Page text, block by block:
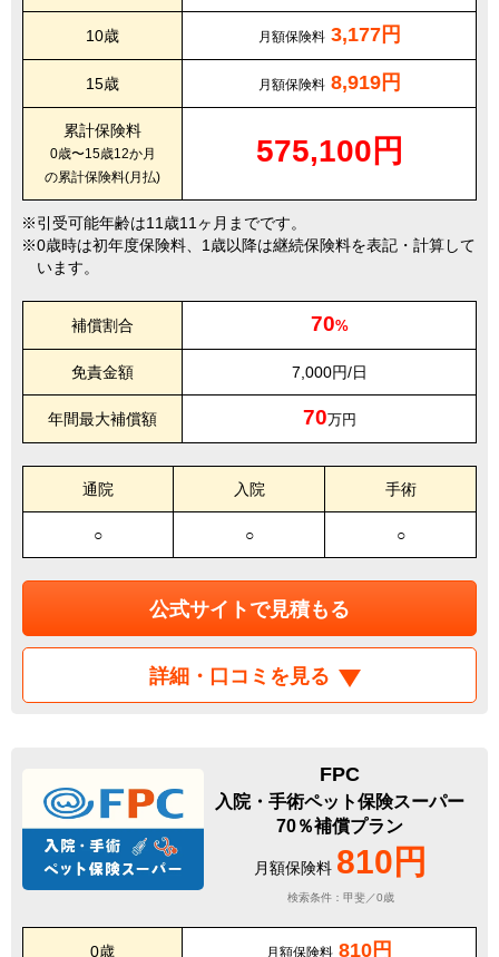
10歳 月額保険料 3,177円
15歳 月額保険料 8,919円
累計保険料
0歳〜15歳12か月
の累計保険料(月払)
575,100円
引受可能年齢は11歳11ヶ月までです。
0歳時は初年度保険料、1歳以降は継続保険料を表記・計算して
います。
補償割合 70%
免責金額 7,000円/日
年間最大補償額 70万円
通院 入院 手術
○ ○ ○
公式サイトで見積もる
詳細・口コミを見る
FPC
入院・手術ペット保険スーパー
70％補償プラン
月額保険料 810円
検索条件：甲斐／0歳
0歳 月額保険料 810円